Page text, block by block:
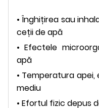
• Înghițirea sau
ceții de apă
• Efectele
apă
• Temperatura
mediu
• Efortul fizic depus